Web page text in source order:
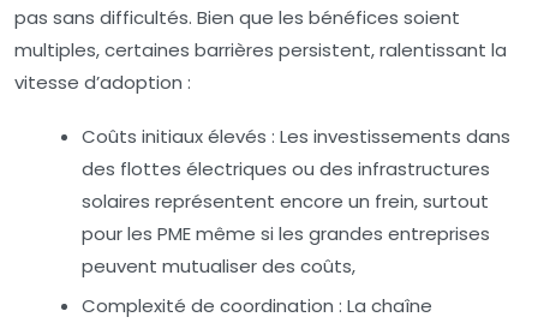
pas sans difficultés. Bien que les bénéfices soient
multiples, certaines barrières persistent, ralentissant la
vitesse d’adoption :
Coûts initiaux élevés : Les investissements dans
des flottes électriques ou des infrastructures
solaires représentent encore un frein, surtout
pour les PME même si les grandes entreprises
peuvent mutualiser des coûts,
Complexité de coordination : La chaîne